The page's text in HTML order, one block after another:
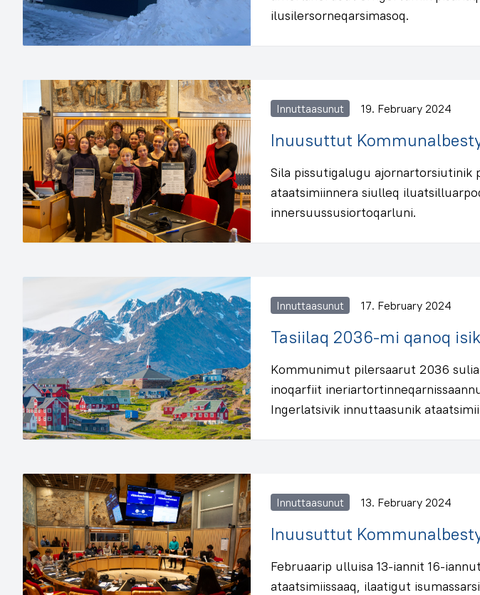
ilusilersorneqarsimasoq.
Innuttaasunut 19. February 2024
Inuusuttut
Sila pissutigalugu
ataatsimiinnera siulleq
innersuussusiortoqarluni.
Innuttaasunut 17. February 2024
Tasiilaq 2036-mi qanoq
Kommunimut pilersaarut 2036
inoqarfiit
Ingerlatsivik innuttaasunik
Innuttaasunut 13. February 2024
Inuusuttut
Februaarip ulluisa 13-iannit 16-
ataatsimiissaaq, ilaatigut